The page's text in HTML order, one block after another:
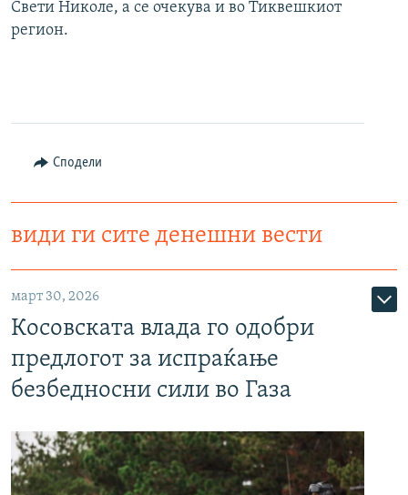
Свети Николе, а се очекува и во Тиквешкиот
регион.
Сподели
види ги сите денешни вести
март 30, 2026
Косовската влада го одобри
предлогот за испраќање
безбедносни сили во Газа